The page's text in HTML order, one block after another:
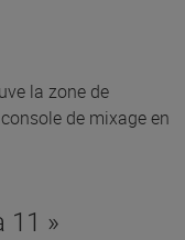
la zone de
de mixage en
11 »